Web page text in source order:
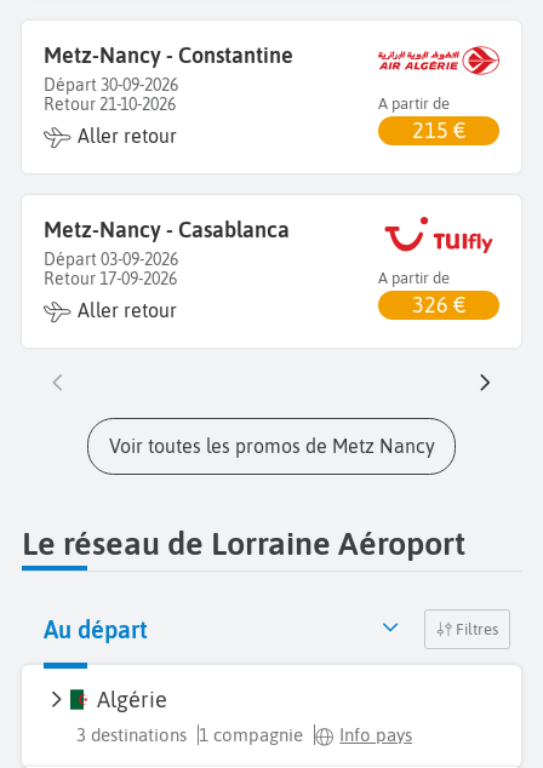
Metz-Nancy - Constantine
Départ 30-09-2026
Retour 21-10-2026
Aller retour
A partir de
215 €
Metz-Nancy - Casablanca
Départ 03-09-2026
Retour 17-09-2026
Aller retour
A partir de
326 €
Voir toutes les promos de Metz Nancy
Le réseau de Lorraine Aéroport
Au départ Filtres
Algérie
3 destinations 1 compagnie Info pays